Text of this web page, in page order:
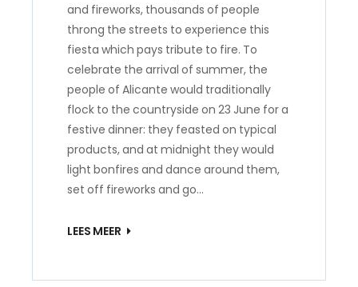
and fireworks, thousands of people
throng the streets to experience this
fiesta which pays tribute to fire. To
celebrate the arrival of summer, the
people of Alicante would traditionally
flock to the countryside on 23 June for a
festive dinner: they feasted on typical
products, and at midnight they would
light bonfires and dance around them,
set off fireworks and go…
LEES MEER